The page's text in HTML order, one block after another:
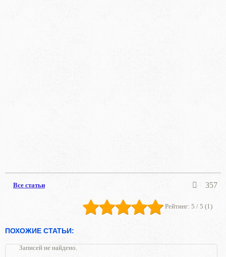
Все статьи 357
Рейтинг: 5 / 5 (1 )
ПОХОЖИЕ СТАТЬИ:
Записей не найдено.